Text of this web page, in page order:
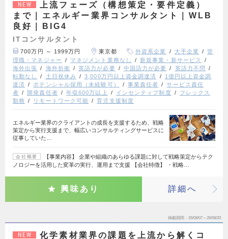
NEW
上流フェーズ（構想策定・要件定義）
まで｜エネルギー業界コンサルタント｜WLB
良好｜BIG4
ITコンサルタント
700万円 ～ 1999万円 東京都 外資系企業 大手企業
管
理職・マネジャー
マネジメント業務なし
新規事業・新サービス
海外出張
海外折衝 英語力が必要 中国語力が必要
英語力不問
転勤なし
土日祝休み 3,000万円以上資金調達済
1億円以上資金調
達済
ポテンシャル採用（未経験可） 事業責任者
サービス責任
者
開発責任者 年収600万以上 インセンティブ制度
フレックス
勤務
リモートワーク可能 育児支援制度
エネルギー業界のクライアントの成長を支援するため、戦略
策定から実行支援まで、幅広いコンサルティングサービスに
従事していた…
会社概要
【事業内容】 企業や組織のあらゆる課題に対して戦略策定からテク
ノロジーを活用した変革の実行、運用まで支援 【会社特徴】 ・戦略…
興味あり 詳細へ
掲載期間 26/08/07～26/08/20
NEW
化学素材業界の課題を上流から解くコ